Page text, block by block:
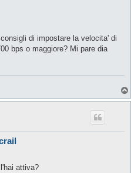
di impostare la velocita' di
bps o maggiore? Mi pare dia
attiva?